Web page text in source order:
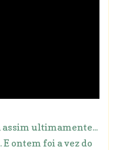
assim ultimamente...
ontem foi a vez do